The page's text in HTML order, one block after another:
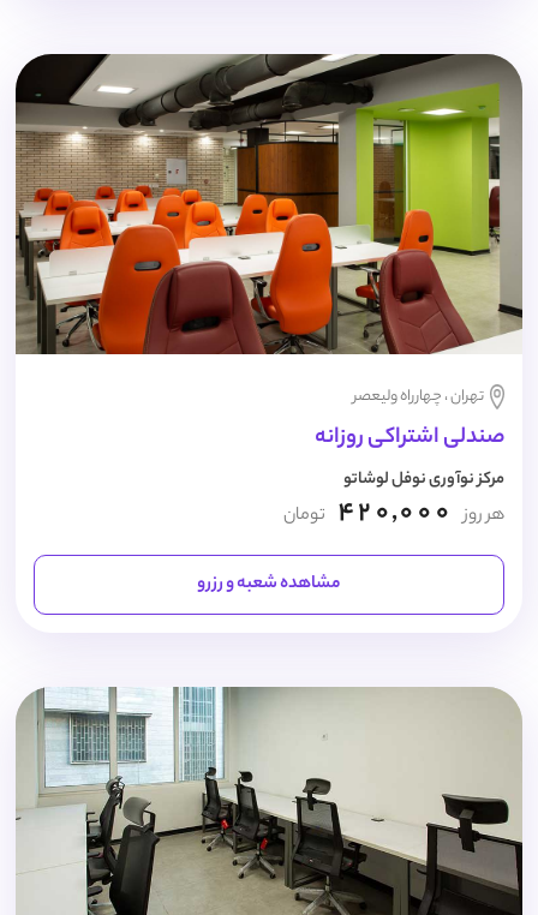
تهران ، چهارراه ولیعصر
صندلی اشتراکی روزانه
مرکز نوآوری نوفل لوشاتو
هر روز 420,000 تومان
مشاهده شعبه و رزرو